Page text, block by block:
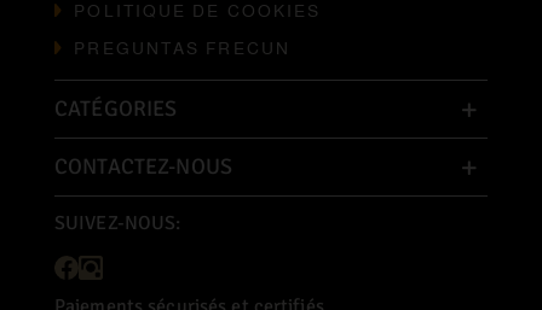
POLITIQUE DE COOKIES
PREGUNTAS FRECUN
CATÉGORIES
CONTACTEZ-NOUS
SUIVEZ-NOUS: